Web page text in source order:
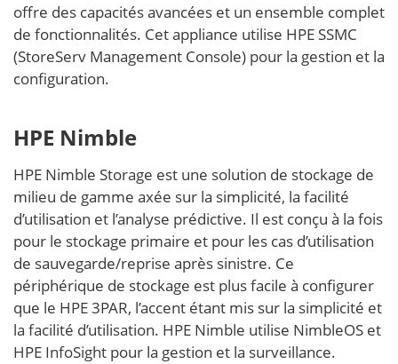
offre des capacités avancées et un ensemble complet
de fonctionnalités. Cet appliance utilise HPE SSMC
(StoreServ Management Console) pour la gestion et la
configuration.
HPE Nimble
HPE Nimble Storage est une solution de stockage de
milieu de gamme axée sur la simplicité, la facilité
d’utilisation et l’analyse prédictive. Il est conçu à la fois
pour le stockage primaire et pour les cas d’utilisation
de sauvegarde/reprise après sinistre. Ce
périphérique de stockage est plus facile à configurer
que le HPE 3PAR, l’accent étant mis sur la simplicité et
la facilité d’utilisation. HPE Nimble utilise NimbleOS et
HPE InfoSight pour la gestion et la surveillance.